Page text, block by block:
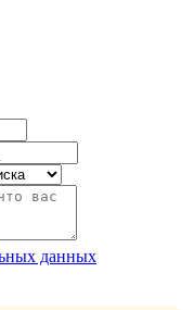
данных